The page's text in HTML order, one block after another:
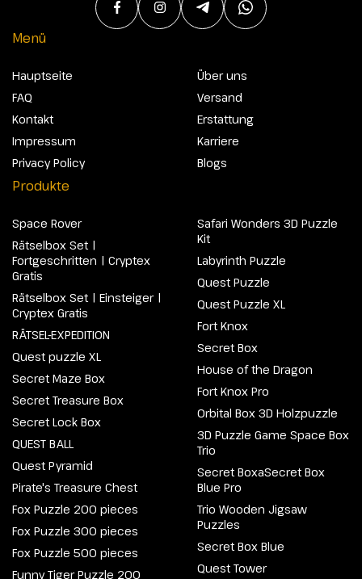
Menü
Hauptseite
FAQ
Kontakt
Impressum
Privacy Policy
Über uns
Versand
Erstattung
Karriere
Blogs
Produkte
Space Rover
Rätselbox Set |
Fortgeschritten | Cryptex
Gratis
Rätselbox Set | Einsteiger |
Cryptex Gratis
RÄTSEL-EXPEDITION
Quest puzzle XL
Secret Maze Box
Secret Treasure Box
Secret Lock Box
QUEST BALL
Quest Pyramid
Pirate's Treasure Chest
Fox Puzzle 200 pieces
Fox Puzzle 300 pieces
Fox Puzzle 500 pieces
Funny Tiger Puzzle 200
Safari Wonders 3D Puzzle
Kit
Labyrinth Puzzle
Quest Puzzle
Quest Puzzle XL
Fort Knox
Secret Box
House of the Dragon
Fort Knox Pro
Orbital Box 3D Holzpuzzle
3D Puzzle Game Space Box
Trio
Secret BoxaSecret Box
Blue Pro
Trio Wooden Jigsaw
Puzzles
Secret Box Blue
Quest Tower